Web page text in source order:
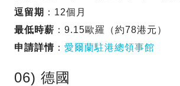
逗留期 ：12個月
最低時薪 ：9.15歐羅（約78港元）
申請詳情 ： 愛爾蘭駐港總領事館
06) 德國